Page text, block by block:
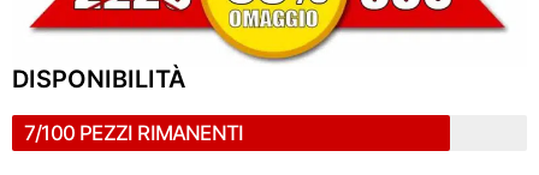
DISPONIBILITÀ
7/100 PEZZI RIMANENTI